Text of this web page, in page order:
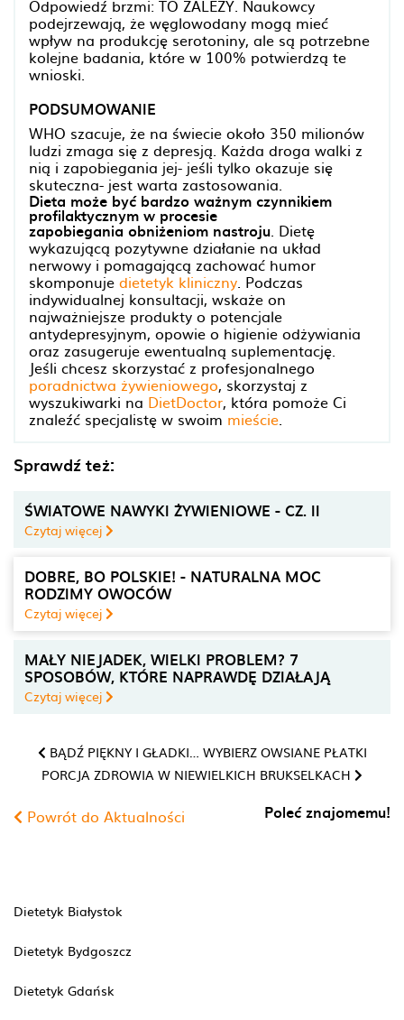
Odpowiedź brzmi: TO ZALEŻY. Naukowcy
podejrzewają, że węglowodany mogą mieć
wpływ na produkcję serotoniny, ale są potrzebne
kolejne badania, które w 100% potwierdzą te
wnioski.
PODSUMOWANIE
WHO szacuje, że na świecie około 350 milionów
ludzi zmaga się z depresją. Każda droga walki z
nią i zapobiegania jej- jeśli tylko okazuje się
skuteczna- jest warta zastosowania.
Dieta może być bardzo ważnym czynnikiem
profilaktycznym w procesie
zapobiegania obniżeniom nastroju. Dietę
wykazującą pozytywne działanie na układ
nerwowy i pomagającą zachować humor
skomponuje dietetyk kliniczny. Podczas
indywidualnej konsultacji, wskaże on
najważniejsze produkty o potencjale
antydepresyjnym, opowie o higienie odżywiania
oraz zasugeruje ewentualną suplementację.
Jeśli chcesz skorzystać z profesjonalnego
poradnictwa żywieniowego, skorzystaj z
wyszukiwarki na DietDoctor, która pomoże Ci
znaleźć specjalistę w swoim mieście.
Sprawdź też:
ŚWIATOWE NAWYKI ŻYWIENIOWE - CZ. II
Czytaj więcej
DOBRE, BO POLSKIE! - NATURALNA MOC
RODZIMY OWOCÓW
Czytaj więcej
MAŁY NIEJADEK, WIELKI PROBLEM? 7
SPOSOBÓW, KTÓRE NAPRAWDĘ DZIAŁAJĄ
Czytaj więcej
BĄDŹ PIĘKNY I GŁADKI… WYBIERZ OWSIANE PŁATKI
PORCJA ZDROWIA W NIEWIELKICH BRUKSELKACH
Powrót do Aktualności Poleć znajomemu!
Dietetyk Białystok
Dietetyk Bydgoszcz
Dietetyk Gdańsk